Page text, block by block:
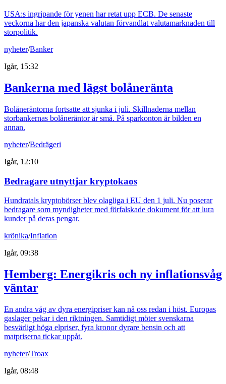
USA:s ingripande för yenen har retat upp ECB. De senaste
veckorna har den japanska valutan förvandlat valutamarknaden till
storpolitik.
nyheter/Banker
Igår, 15:32
Bankerna med lägst bolåneränta
Bolåneräntorna fortsatte att sjunka i juli. Skillnaderna mellan
storbankernas bolåneräntor är små. På sparkonton är bilden en
annan.
nyheter/Bedrägeri
Igår, 12:10
Bedragare utnyttjar kryptokaos
Hundratals kryptobörser blev olagliga i EU den 1 juli. Nu poserar
bedragare som myndigheter med förfalskade dokument för att lura
kunder på deras pengar.
krönika/Inflation
Igår, 09:38
Hemberg: Energikris och ny inflationsvåg
väntar
En andra våg av dyra energipriser kan nå oss redan i höst. Europas
gaslager pekar i den riktningen. Samtidigt möter svenskarna
besvärligt höga elpriser, fyra kronor dyrare bensin och att
matpriserna tickar uppåt.
nyheter/Troax
Igår, 08:48